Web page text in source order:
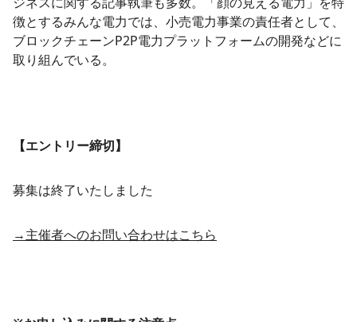
徴とするみんな電力では、小売電力事業の責任者として、
ブロックチェーンP2P電力プラットフォームの開発などに
取り組んでいる。
【エントリー締切】
募集は終了いたしました
→主催者へのお問い合わせはこちら